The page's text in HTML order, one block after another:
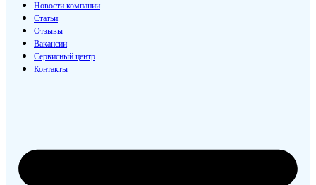
Новости компании
Статьи
Отзывы
Вакансии
Сервисный центр
Контакты